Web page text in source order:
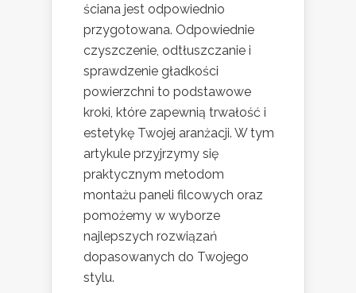
ściana jest odpowiednio
przygotowana. Odpowiednie
czyszczenie, odtłuszczanie i
sprawdzenie gładkości
powierzchni to podstawowe
kroki, które zapewnią trwałość i
estetykę Twojej aranżacji. W tym
artykule przyjrzymy się
praktycznym metodom
montażu paneli filcowych oraz
pomożemy w wyborze
najlepszych rozwiązań
dopasowanych do Twojego
stylu.